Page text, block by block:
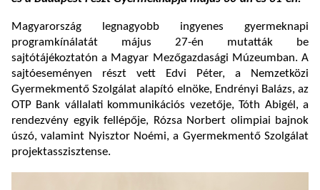
Magyarország legnagyobb ingyenes gyermeknapi
programkínálatát május 27-én mutatták be
sajtótájékoztatón a Magyar Mezőgazdasági Múzeumban. A
sajtóeseményen részt vett Edvi Péter, a Nemzetközi
Gyermekmentő Szolgálat alapító elnöke, Endrényi Balázs, az
OTP Bank vállalati kommunikációs vezetője, Tóth Abigél, a
rendezvény egyik fellépője, Rózsa Norbert olimpiai bajnok
úszó, valamint Nyisztor Noémi, a Gyermekmentő Szolgálat
projektasszisztense.